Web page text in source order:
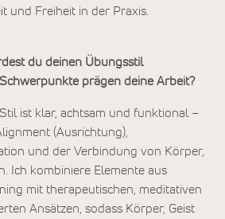
und Freiheit in der Praxis.
du deinen Übungsstil
prägen deine Arbeit?
ist klar, achtsam und funktional –
(Ausrichtung),
und der Verbindung von Körper,
Ich kombiniere Elemente aus
mit therapeutischen, meditativen
Ansätzen, sodass Körper, Geist